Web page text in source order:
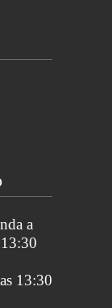
a
13:30